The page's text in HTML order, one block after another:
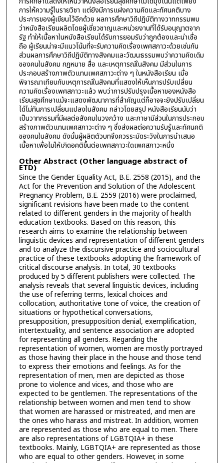
การให้ความรู้ในรายวิชา แต่ยังมีการแฝงความคิดและทัศนคติบาง
ประการของผู้เขียนไว้อีกด้วย ผลการศึกษาวิถีปฏิบัติทางวาทกรรมพบ
ว่าหนังสือเรียนผลิตโดยผู้เชี่ยวชาญและหน่วยงานที่ได้รับอนุญาตจาก
รัฐ ทำให้เนื้อหาในหนังสือเรียนได้รับการยอมรับว่าถูกต้องและน่าเชื่อ
ถือ ผู้เรียนน่าจะมีแนวโน้มที่จะรับความคิดเรื่องเพศสภาวะด้วยเช่นกัน
ส่วนผลการศึกษาวิถีปฏิบัติทางสังคมและวัฒนธรรมพบว่าความคิดเดิม
ของคนในสังคม กฎหมาย สื่อ และเหตุการณ์ในสังคม มีส่วนในการ
ประกอบสร้างภาพตัวแทนเพศสภาวะต่าง ๆ ในหนังสือเรียน เมื่อ
พิจารณาเทียบกับเหตุการณ์ในสังคมที่แสดงให้เห็นการปรับเปลี่ยน
ความคิดเรื่องเพศสภาวะแล้ว พบว่าการปรับปรุงเนื้อหาของหนังสือ
เรียนสุขศึกษาแม้จะแสดงพัฒนาการที่สำคัญแต่ก็อาจจะยังปรับเปลี่ยน
ได้ไม่ทันการเปลี่ยนแปลงในสังคม กล่าวโดยสรุป หนังสือเรียนนับว่า
เป็นวาทกรรมที่มีผลต่อสังคมในวงกว้าง และภาษามีส่วนในการประกอบ
สร้างภาพตัวแทนเพศสภาวะต่าง ๆ ซึ่งส่งผลต่อความรับรู้และทัศนคติ
ของคนในสังคม ดังนั้นผู้ผลิตตัวบทจึงควรระมัดระวังในการนำเสนอ
เนื้อหาเพื่อไม่ให้เกิดอคติขึ้นต่อเพศสภาวะใดเพศสภาวะหนึ่ง
Other Abstract (Other language abstract of
ETD)
Since the Gender Equality Act, B.E. 2558 (2015), and the
Act for the Prevention and Solution of the Adolescent
Pregnancy Problem, B.E. 2559 (2016) were proclaimed,
significant revisions have been made to the content
related to different genders in the majority of health
education textbooks. Based on this reason, this
research aims to examine the relationship between
linguistic devices and representation of different genders
and to analyze the discursive practice and sociocultural
practice of these textbooks adopting the framework of
critical discourse analysis. In total, 30 textbooks
produced by 5 different publishers were collected. The
analysis reveals that several linguistic devices, including
the use of referring terms, lexical choices and
collocation, authoritative tone of voice, the creation of
situations or hypothetical conversations,
presupposition, presupposition denial, exemplification,
intertextuality, and sentence association are adopted
for representing all genders. Regarding the
representation of women, women are mostly portrayed
as those having their place in the house and those tend
to express their emotions and feelings. As for the
representation of men, men are depicted as those
prone to violence and vices, and those who are
expected to be gentlemen. The representations of the
relationship between women and men tend to show
that women are harassed or mistreated, and men are
the ones who harass and mistreat. In addition, women
are represented as those who are equal to men. There
are also representations of LGBTQIA+ in these
textbooks. Mainly, LGBTQIA+ are represented as those
who are equal to other genders. However, in some